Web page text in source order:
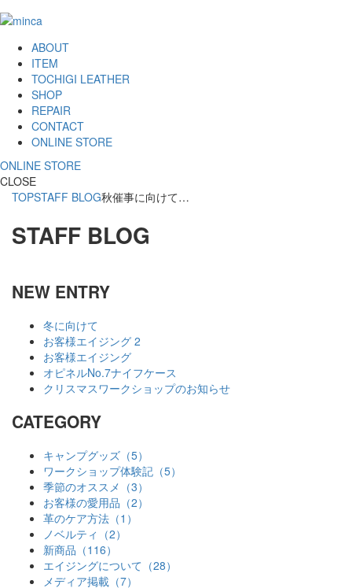
ABOUT
ITEM
TOCHIGI LEATHER
SHOP
REPAIR
CONTACT
ONLINE STORE
ONLINE STORE
CLOSE
TOPSTAFF BLOG秋催事に向けて…
STAFF BLOG
NEW ENTRY
冬に向けて
お客様エイジング 2
お客様エイジング
オピネルNo.7ナイフケース
クリスマスワークショップのお知らせ
CATEGORY
キャンプグッズ（5）
ワークショップ体験記（5）
季節のオススメ（3）
お客様の愛用品（2）
革のケア方法（1）
ノベルティ（2）
新商品（116）
エイジングについて（28）
メディア掲載（7）